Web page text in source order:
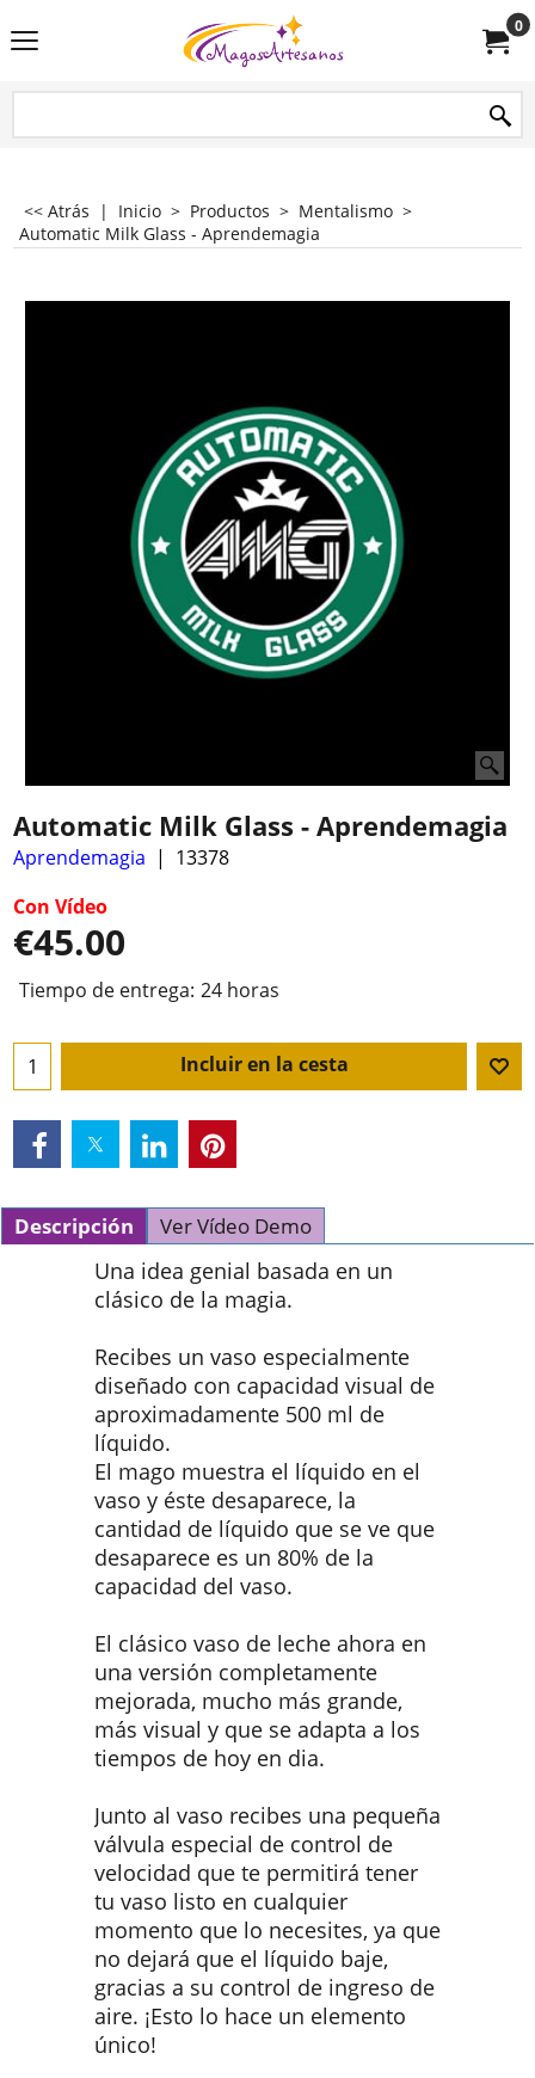
0
<< Atrás | Inicio > Productos > Mentalismo >
Automatic Milk Glass - Aprendemagia
Automatic Milk Glass - Aprendemagia
Aprendemagia
13378
Con Vídeo
€45.00
Tiempo de entrega: 24 horas
Incluir en la cesta
Descripción Ver Vídeo Demo
Una idea genial basada en un
clásico de la magia.
Recibes un vaso especialmente
diseñado con capacidad visual de
aproximadamente 500 ml de
líquido.
El mago muestra el líquido en el
vaso y éste desaparece, la
cantidad de líquido que se ve que
desaparece es un 80% de la
capacidad del vaso.
El clásico vaso de leche ahora en
una versión completamente
mejorada, mucho más grande,
más visual y que se adapta a los
tiempos de hoy en dia.
Junto al vaso recibes una pequeña
válvula especial de control de
velocidad que te permitirá tener
tu vaso listo en cualquier
momento que lo necesites, ya que
no dejará que el líquido baje,
gracias a su control de ingreso de
aire. ¡Esto lo hace un elemento
único!